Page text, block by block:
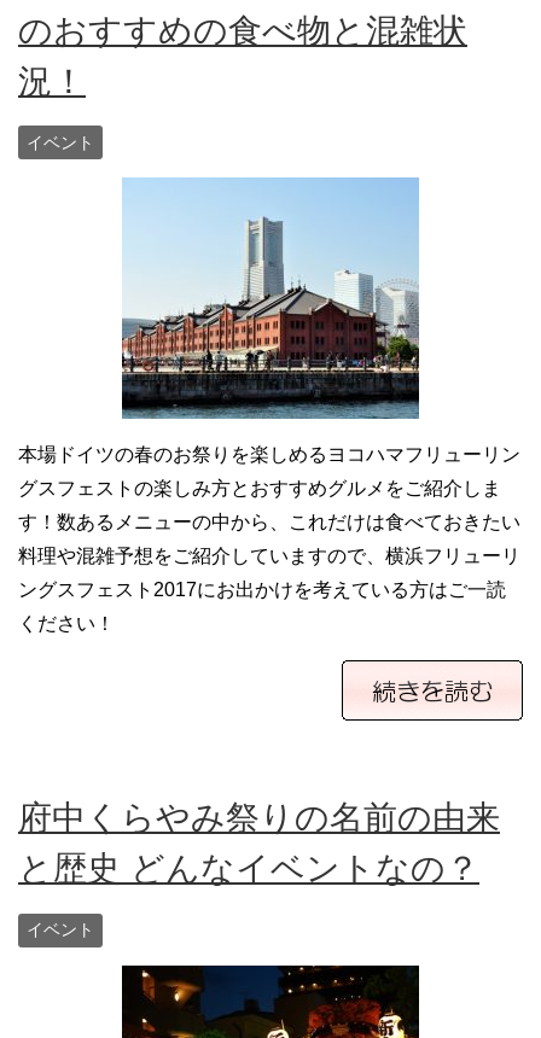
のおすすめの食べ物と混雑状
況！
イベント
本場ドイツの春のお祭りを楽しめるヨコハマフリューリン
グスフェストの楽しみ方とおすすめグルメをご紹介しま
す！数あるメニューの中から、これだけは食べておきたい
料理や混雑予想をご紹介していますので、横浜フリューリ
ングスフェスト2017にお出かけを考えている方はご一読
ください！
府中くらやみ祭りの名前の由来
と歴史 どんなイベントなの？
イベント